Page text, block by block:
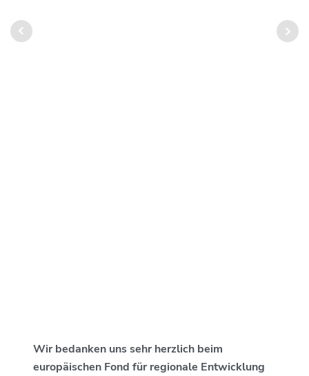
Wir bedanken uns sehr herzlich beim
europäischen Fond für regionale Entwicklung